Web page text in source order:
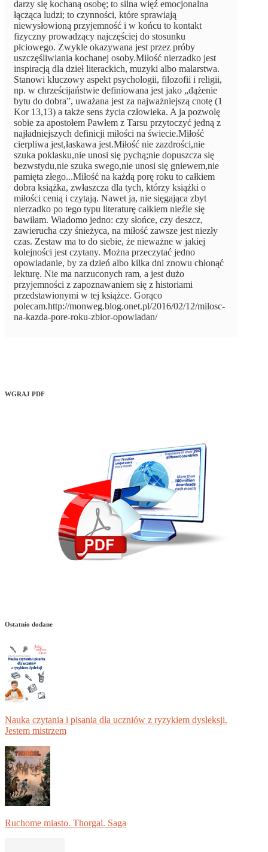
darzy się kochaną osobę; to silna więź emocjonalna
łącząca ludzi; to czynności, które sprawiają
niewysłowioną przyjemność i w końcu to kontakt
fizyczny prowadzący najczęściej do stosunku
płciowego. Zwykle okazywana jest przez próby
uszczęśliwiania kochanej osoby.Miłość nierzadko jest
inspiracją dla dzieł literackich, muzyki albo malarstwa.
Stanowi kluczowy aspekt psychologii, filozofii i religii,
np. w chrześcijaństwie definiowana jest jako „dążenie
bytu do dobra”, uważana jest za najważniejszą cnotę (1
Kor 13,13) a także sens życia człowieka. A ja pozwolę
sobie za apostołem Pawłem z Tarsu przytoczyć jedną z
najładniejszych definicji miłości na świecie.Miłość
cierpliwa jest,łaskawa jest.Miłość nie zazdrości,nie
szuka poklasku,nie unosi się pychą;nie dopuszcza się
bezwstydu,nie szuka swego,nie unosi się gniewem,nie
pamięta złego...Miłość na każdą porę roku to całkiem
dobra książka, zwłaszcza dla tych, którzy książki o
miłości cenią i czytają. Nawet ja, nie sięgająca zbyt
nierzadko po tego typu literaturę całkiem nieźle się
bawiłam. Wiadomo jedno: czy słońce, czy deszcz,
zawierucha czy śnieżyca, na miłość zawsze jest niezły
czas. Zestaw ma to do siebie, że nieważne w jakiej
kolejności jest czytany. Można przeczytać jedno
opowiadanie, by za dzień albo kilka dni znowu chłonąć
lekturę. Nie ma narzuconych ram, a jest dużo
przyjemności z zapoznawaniem się z historiami
przedstawionymi w tej książce. Gorąco
polecam.http://monweg.blog.onet.pl/2016/02/12/milosc-
na-kazda-pore-roku-zbior-opowiadan/
WGRAJ PDF
Ostatnio dodane
Nauka czytania i pisania dla uczniów z ryzykiem dysleksji.
Jestem mistrzem
Ruchome miasto. Thorgal. Saga